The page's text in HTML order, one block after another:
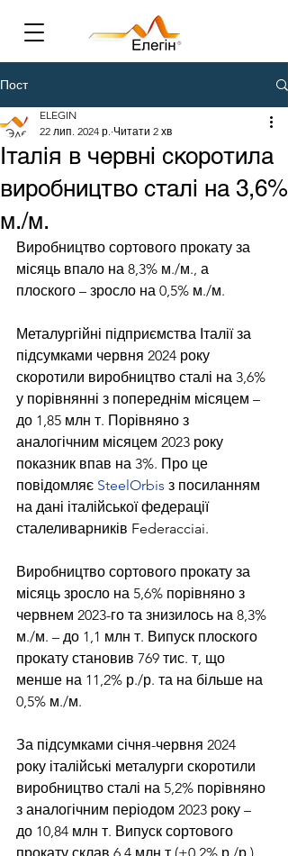
Пост
Італія в червні скоротила
виробництво сталі на 3,6%
м./м.
ELEGIN
22 лип. 2024 р. Читати 2 хв
Виробництво сортового прокату за
місяць впало на 8,3% м./м., а
плоского – зросло на 0,5% м./м.
Металургійні підприємства Італії за
підсумками червня 2024 року
скоротили виробництво сталі на 3,6%
у порівнянні з попереднім місяцем –
до 1,85 млн т. Порівняно з
аналогічним місяцем 2023 року
показник впав на 3%. Про це
повідомляє SteelOrbis з посиланням
на дані італійської федерації
сталеливарників Federacciai.
Виробництво сортового прокату за
місяць зросло на 5,6% порівняно з
червнем 2023-го та знизилось на 8,3%
м./м. – до 1,1 млн т. Випуск плоского
прокату становив 769 тис. т, що
менше на 11,2% р./р. та на більше на
0,5% м./м.
За підсумками січня-червня 2024
року італійські металурги скоротили
виробництво сталі на 5,2% порівняно
з аналогічним періодом 2023 року –
до 10,84 млн т. Випуск сортового